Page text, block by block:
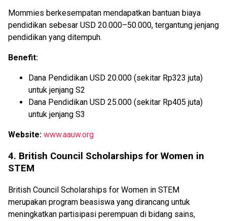
Mommies berkesempatan mendapatkan bantuan biaya
pendidikan sebesar USD 20.000–50.000, tergantung jenjang
pendidikan yang ditempuh.
Benefit:
Dana Pendidikan USD 20.000 (sekitar Rp323 juta)
untuk jenjang S2
Dana Pendidikan USD 25.000 (sekitar Rp405 juta)
untuk jenjang S3
Website: www.aauw.org
4. British Council Scholarships for Women in
STEM
British Council Scholarships for Women in STEM
merupakan program beasiswa yang dirancang untuk
meningkatkan partisipasi perempuan di bidang sains,